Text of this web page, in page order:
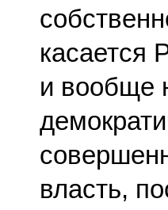
касается
и вообще
власть,